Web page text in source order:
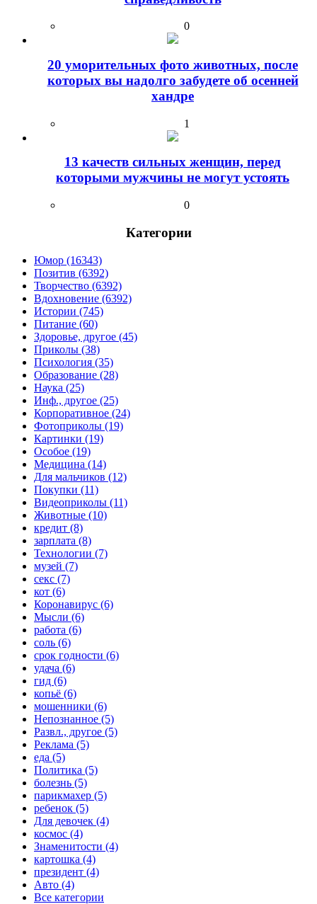
0
20 уморительных фото животных, после
которых вы надолго забудете об осенней
хандре
1
13 качеств сильных женщин, перед
которыми мужчины не могут устоять
0
Категории
Юмор (16343)
Позитив (6392)
Творчество (6392)
Вдохновение (6392)
Истории (745)
Питание (60)
Здоровье, другое (45)
Приколы (38)
Психология (35)
Образование (28)
Наука (25)
Инф., другое (25)
Корпоративное (24)
Фотоприколы (19)
Картинки (19)
Особое (19)
Медицина (14)
Для мальчиков (12)
Покупки (11)
Видеоприколы (11)
Животные (10)
кредит (8)
зарплата (8)
Технологии (7)
музей (7)
секс (7)
кот (6)
Коронавирус (6)
Мысли (6)
работа (6)
соль (6)
срок годности (6)
удача (6)
гид (6)
копьё (6)
мошенники (6)
Непознанное (5)
Развл., другое (5)
Реклама (5)
еда (5)
Политика (5)
болезнь (5)
парикмахер (5)
ребенок (5)
Для девочек (4)
космос (4)
Знаменитости (4)
картошка (4)
президент (4)
Авто (4)
Все категории